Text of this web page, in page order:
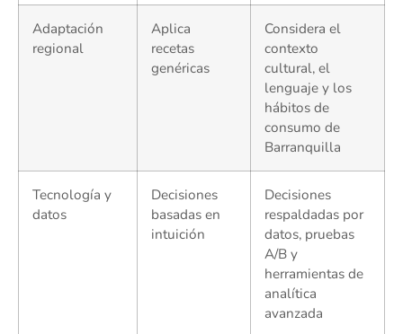
Adaptación
regional
Aplica
recetas
genéricas
Considera el
contexto
cultural, el
lenguaje y los
hábitos de
consumo de
Barranquilla
Tecnología y
datos
Decisiones
basadas en
intuición
Decisiones
respaldadas por
datos, pruebas
A/B y
herramientas de
analítica
avanzada